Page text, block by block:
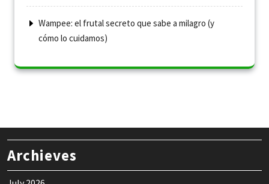
Wampee: el frutal secreto que sabe a milagro (y
cómo lo cuidamos)
Archieves